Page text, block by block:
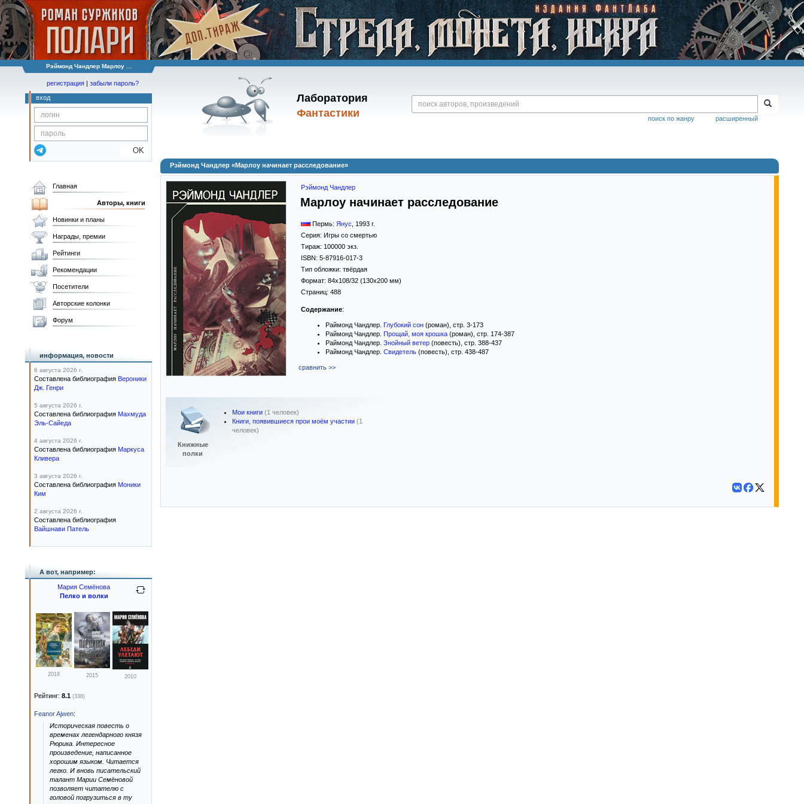
Рэймонд Чандлер Марлоу ...
Лаборатория
Фантастики
расширенный
поиск по жанру
регистрация | забыли пароль?
вход
OK
Рэймонд Чандлер «Марлоу начинает расследование»
Рэймонд Чандлер
Марлоу начинает расследование
Пермь: Янус 1993 г.
Серия: Игры со смертью
Тираж: 100000 экз.
ISBN: 5-87916-017-3
Тип обложки: твёрдая
Формат: 84x108/32 (130x200 мм)
Страниц: 488
Содержание:
Раймонд Чандлер. Глубокий сон (роман), стр. 3-173
Раймонд Чандлер. Прощай, моя крошка (роман), стр. 174-387
Раймонд Чандлер. Знойный ветер (повесть), стр. 388-437
Раймонд Чандлер. Свидетель (повесть), стр. 438-487
сравнить >>
Книжные
полки
Мои книги (1 человек)
Книги, появившиеся прои моём участии (1
человек)
Главная
Авторы, книги
Новинки и планы
Награды, премии
Рейтинги
Рекомендации
Посетители
Авторские колонки
Форум
информация, новости
6 августа 2026 г.
Составлена библиография Вероники
Дж. Генри
5 августа 2026 г.
Составлена библиография Махмуда
Эль-Сайеда
4 августа 2026 г.
Составлена библиография Маркуса
Кливера
3 августа 2026 г.
Составлена библиография Моники
Ким
2 августа 2026 г.
Составлена библиография
Вайшнави Патель
А вот, например:
Мария Семёнова
Пелко и волки
2018 2015 2010
Рейтинг: 8.1 (338)
Feanor Ajwen:
Историческая повесть о
временах легендарного князя
Рюрика. Интересное
произведение, написанное
хорошим языком. Читается
легко. И вновь писательский
талант Марии Семёновой
позволяет читателю с
головой погрузиться в ту